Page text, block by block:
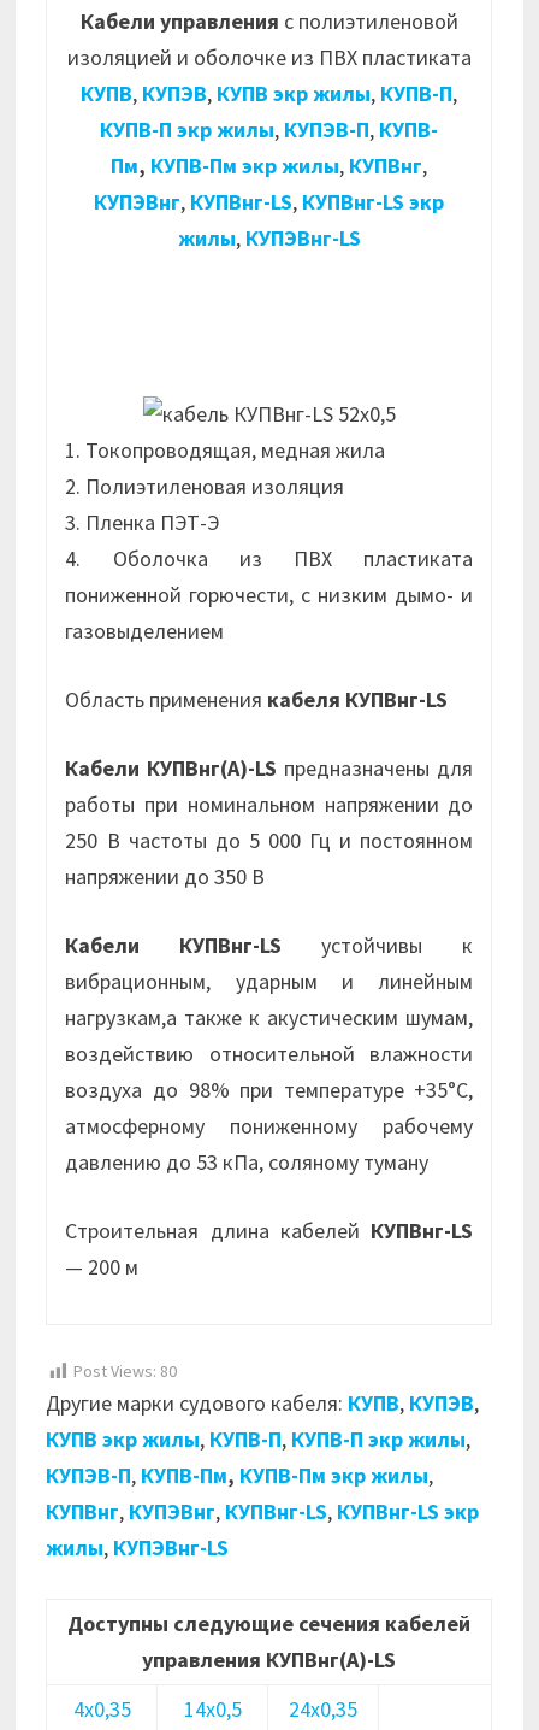
Кабели управления с полиэтиленовой
изоляцией и оболочке из ПВХ пластиката
КУПВ, КУПЭВ, КУПВ экр жилы, КУПВ-П,
КУПВ-П экр жилы, КУПЭВ-П, КУПВ-
Пм, КУПВ-Пм экр жилы, КУПВнг,
КУПЭВнг, КУПВнг-LS, КУПВнг-LS экр
жилы, КУПЭВнг-LS
1. Токопроводящая, медная жила
2. Полиэтиленовая изоляция
3. Пленка ПЭТ-Э
4. Оболочка из ПВХ пластиката
пониженной горючести, с низким дымо- и
газовыделением
Область применения кабеля КУПВнг-LS
Кабели КУПВнг(А)-LS предназначены для
работы при номинальном напряжении до
250 В частоты до 5 000 Гц и постоянном
напряжении до 350 В
Кабели КУПВнг-LS устойчивы к
вибрационным, ударным и линейным
нагрузкам,а также к акустическим шумам,
воздействию относительной влажности
воздуха до 98% при температуре +35°С,
атмосферному пониженному рабочему
давлению до 53 кПа, соляному туману
Строительная длина кабелей КУПВнг-LS
— 200 м
Post Views: 80
Другие марки судового кабеля: КУПВ, КУПЭВ,
КУПВ экр жилы, КУПВ-П, КУПВ-П экр жилы,
КУПЭВ-П, КУПВ-Пм, КУПВ-Пм экр жилы,
КУПВнг, КУПЭВнг, КУПВнг-LS, КУПВнг-LS экр
жилы, КУПЭВнг-LS
Доступны следующие сечения кабелей
управления КУПВнг(А)-LS
4х0,35
14х0,5
24х0,35